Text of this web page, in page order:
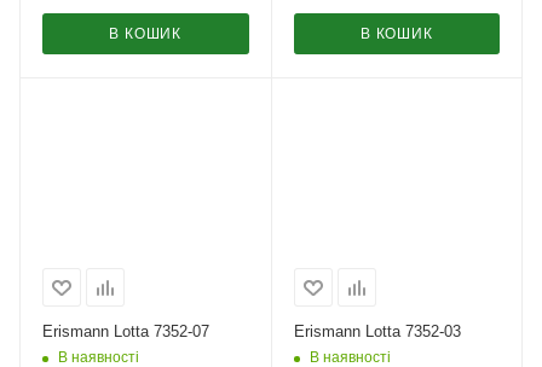
В КОШИК В КОШИК
Erismann Lotta 7352-07
В наявності
Erismann Lotta 7352-03
В наявності